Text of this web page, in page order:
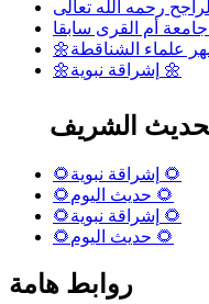
رحمه الله تعالى
أم القرى سابقا
🌼إشراقة نبوية 🌼
الشريف
🌻إشراقة نبوية 🌻
🌻حديث اليوم 🌻
🌻إشراقة نبوية 🌻
🌻حديث اليوم 🌻
روابط هامة